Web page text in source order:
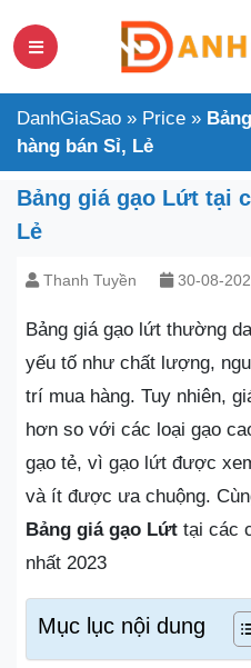
DanhGiaSao » Price »
hàng bán Sỉ, Lẻ
Bảng giá gạo Lứt tại
Lẻ
Thanh Tuyền 30-08-
Bảng giá gạo lứt thường
yếu tố như chất lượng,
trí mua hàng. Tuy nhiên,
hơn so với các loại gạo
gạo tẻ, vì gạo lứt được
và ít được ưa chuộng.
Bảng giá gạo Lứt tại các
nhất 2023
Mục lục nội dung